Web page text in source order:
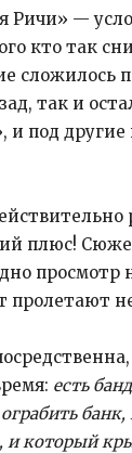
Ричи» —
кто так
сложилось
так и
и под другие
плюс!
просмотр
пролетают
есть
банк,
и который